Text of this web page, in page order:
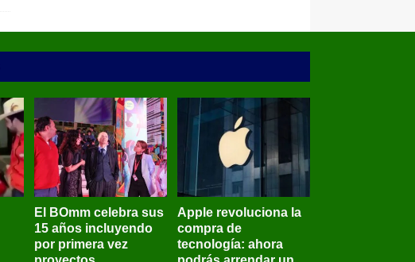
El BOmm celebra sus
15 años incluyendo
por primera vez
Apple revoluciona la
compra de
tecnología: ahora